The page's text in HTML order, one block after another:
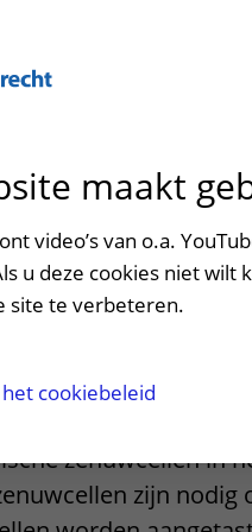
patiëntportaal
het ziekenhuis
en voorzieningen
en veiligheid
Contact
Contact
Laterale
zenuwcellen in
zijn nodig
maakt
video’s van o.a.
u deze cookies niet wilt
site te verbeteren.
cookiebeleid